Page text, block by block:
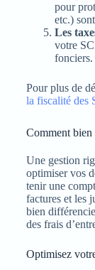
pour
etc.)
Les
votre
fonciers.
Pour plus de
la fiscalité des
Comment bien
Une gestion
optimiser vos
tenir une
factures et les
bien
des frais
Optimisez